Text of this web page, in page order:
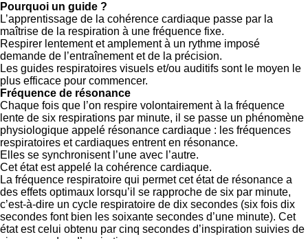
Pourquoi un guide ?
L’apprentissage de la cohérence cardiaque passe par la
maîtrise de la respiration à une fréquence fixe.
Respirer lentement et amplement à un rythme imposé
demande de l’entraînement et de la précision.
Les guides respiratoires visuels et/ou auditifs sont le moyen le
plus efficace pour commencer.
Fréquence de résonance
Chaque fois que l’on respire volontairement à la fréquence
lente de six respirations par minute, il se passe un phénomène
physiologique appelé résonance cardiaque : les fréquences
respiratoires et cardiaques entrent en résonance.
Elles se synchronisent l’une avec l’autre.
Cet état est appelé la cohérence cardiaque.
La fréquence respiratoire qui permet cet état de résonance a
des effets optimaux lorsqu’il se rapproche de six par minute,
c’est-à-dire un cycle respiratoire de dix secondes (six fois dix
secondes font bien les soixante secondes d’une minute). Cet
état est celui obtenu par cinq secondes d’inspiration suivies de